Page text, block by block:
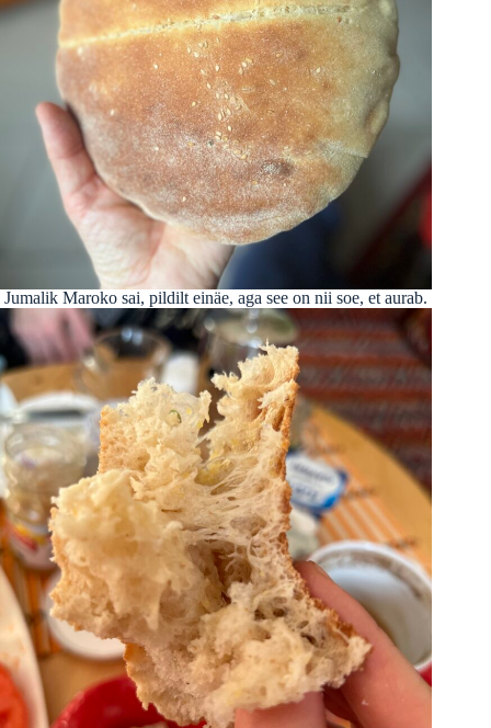
Jumalik Maroko sai, pildilt einäe, aga see on nii soe, et aurab.